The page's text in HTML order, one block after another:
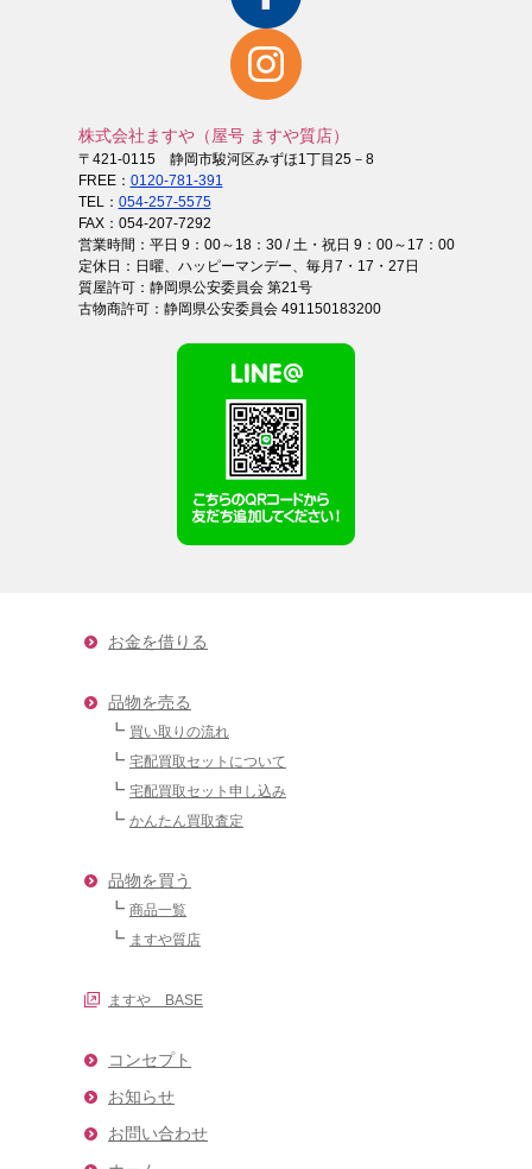
株式会社ますや（屋号 ますや質店）
〒421-0115 静岡市駿河区みずほ1丁目25－8
FREE： 0120-781-391
TEL： 054-257-5575
FAX：054-207-7292
営業時間：平日 9：00～18：30 / 土・祝日 9：00～17：00
定休日：日曜、ハッピーマンデー、毎月7・17・27日
質屋許可：静岡県公安委員会 第21号
古物商許可：静岡県公安委員会 491150183200
お金を借りる
品物を売る
買い取りの流れ
宅配買取セットについて
宅配買取セット申し込み
かんたん買取査定
品物を買う
商品一覧
ますや質店
ますや BASE
コンセプト
お知らせ
お問い合わせ